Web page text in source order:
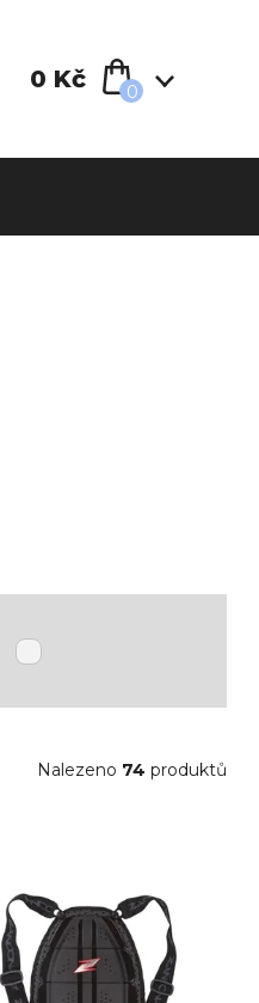
0 Kč 0
Nalezeno 74 produktů